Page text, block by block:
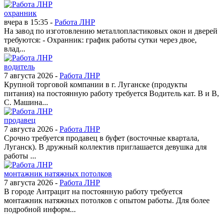
охранник
вчера в 15:35 - Работа ЛНР
На завод по изготовлению металлопластиковых окон и дверей
требуются: - Охранник: график работы сутки через двое,
влад...
водитель
7 августа 2026 - Работа ЛНР
Крупной торговой компании в г. Луганске (продукты
питания) на постоянную работу требуется Водитель кат. В и В,
С. Машина...
продавец
7 августа 2026 - Работа ЛНР
Срочно требуется продавец в буфет (восточные квартала,
Луганск). В дружный коллектив приглашается девушка для
работы ...
монтажник натяжных потолков
7 августа 2026 - Работа ЛНР
В городе Антрацит на постоянную работу требуется
монтажник натяжных потолков с опытом работы. Для более
подробной информ...